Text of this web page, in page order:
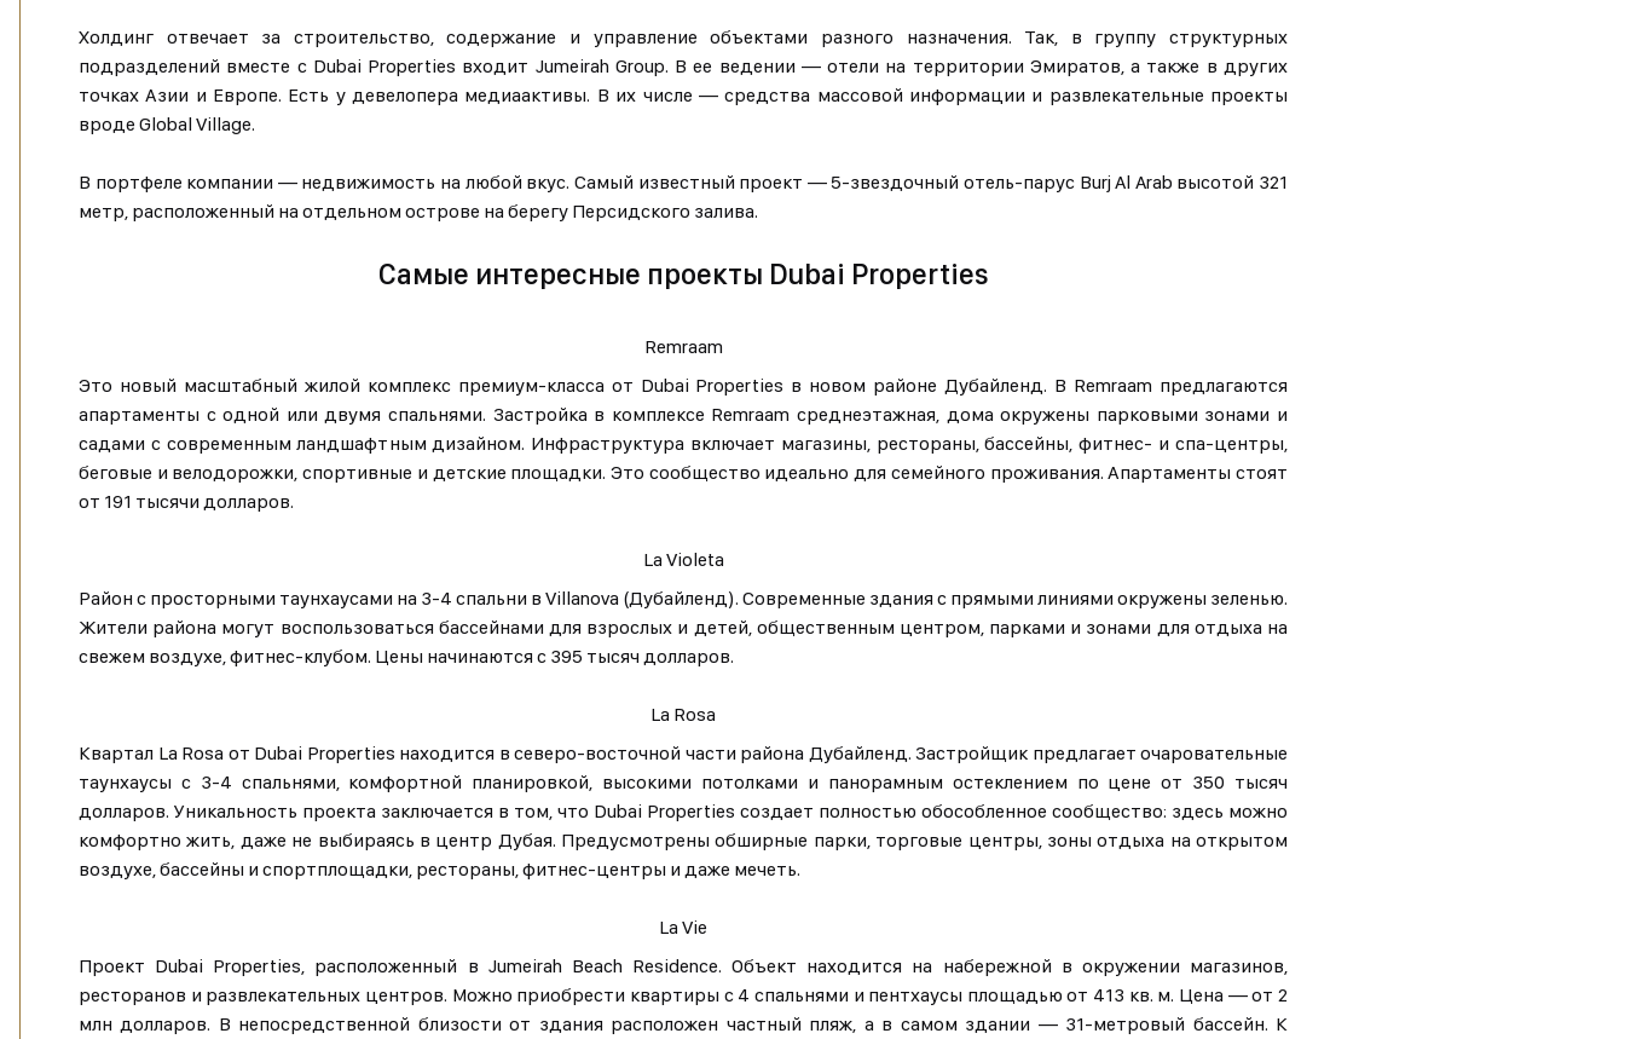
Холдинг отвечает за строительство, содержание и управление объектами разного назначения. Так, в группу структурных
подразделений вместе с Dubai Properties входит Jumeirah Group. В ее ведении — отели на территории Эмиратов, а также в других
точках Азии и Европе. Есть у девелопера медиаактивы. В их числе — средства массовой информации и развлекательные проекты
вроде Global Village.
В портфеле компании — недвижимость на любой вкус. Самый известный проект — 5-звездочный отель-парус Burj Al Arab высотой 321
метр, расположенный на отдельном острове на берегу Персидского залива.
Самые интересные проекты Dubai Properties
Remraam
Это новый масштабный жилой комплекс премиум-класса от Dubai Properties в новом районе Дубайленд. В Remraam предлагаются
апартаменты с одной или двумя спальнями. Застройка в комплексе Remraam среднеэтажная, дома окружены парковыми зонами и
садами с современным ландшафтным дизайном. Инфраструктура включает магазины, рестораны, бассейны, фитнес- и спа-центры,
беговые и велодорожки, спортивные и детские площадки. Это сообщество идеально для семейного проживания. Апартаменты стоят
от 191 тысячи долларов.
La Violeta
Район с просторными таунхаусами на 3-4 спальни в Villanova (Дубайленд). Современные здания с прямыми линиями окружены зеленью.
Жители района могут воспользоваться бассейнами для взрослых и детей, общественным центром, парками и зонами для отдыха на
свежем воздухе, фитнес-клубом. Цены начинаются с 395 тысяч долларов.
La Rosa
Квартал La Rosa от Dubai Properties находится в северо-восточной части района Дубайленд. Застройщик предлагает очаровательные
таунхаусы с 3-4 спальнями, комфортной планировкой, высокими потолками и панорамным остеклением по цене от 350 тысяч
долларов. Уникальность проекта заключается в том, что Dubai Properties создает полностью обособленное сообщество: здесь можно
комфортно жить, даже не выбираясь в центр Дубая. Предусмотрены обширные парки, торговые центры, зоны отдыха на открытом
воздухе, бассейны и спортплощадки, рестораны, фитнес-центры и даже мечеть.
La Vie
Проект Dubai Properties, расположенный в Jumeirah Beach Residence. Объект находится на набережной в окружении магазинов,
ресторанов и развлекательных центров. Можно приобрести квартиры с 4 спальнями и пентхаусы площадью от 413 кв. м. Цена — от 2
млн долларов. В непосредственной близости от здания расположен частный пляж, а в самом здании — 31-метровый бассейн. К